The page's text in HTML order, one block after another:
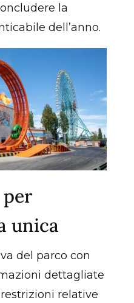
la
dell’anno.
unica
del parco con
dettagliate
relative